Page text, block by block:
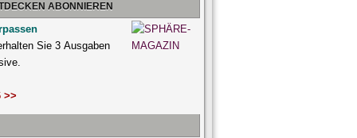
ABONNIEREN
Sie 3 Ausgaben
>>